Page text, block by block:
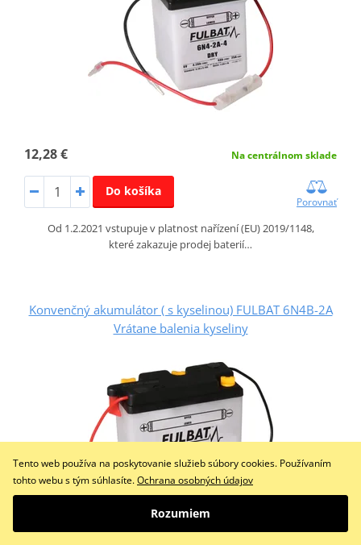
12,28 € Na centrálnom sklade
Do košíka
Porovnať
Od 1.2.2021 vstupuje v platnost nařízení (EU) 2019/1148,
které zakazuje prodej baterií…
Konvenčný akumulátor ( s kyselinou) FULBAT 6N4B-2A
Vrátane balenia kyseliny
Tento web používa na poskytovanie služieb súbory cookies. Používaním
tohto webu s tým súhlasíte.Ochrana osobných údajov
Rozumiem